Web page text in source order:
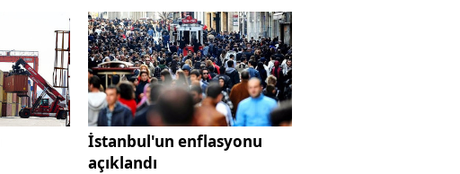
İstanbul'un enflasyonu
açıklandı